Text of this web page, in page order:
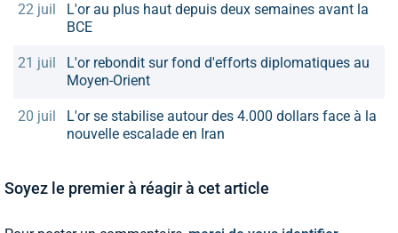
22 juil
L'or au plus haut depuis deux semaines avant la
BCE
21 juil
L'or rebondit sur fond d'efforts diplomatiques au
Moyen-Orient
20 juil
L'or se stabilise autour des 4.000 dollars face à la
nouvelle escalade en Iran
Soyez le premier à réagir à cet article